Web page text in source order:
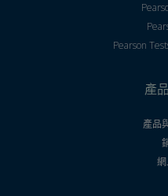
Pearson
產
產品